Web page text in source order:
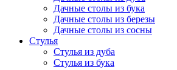
Дачные столы из бука
Дачные столы из березы
Дачные столы из сосны
Стулья
Стулья из дуба
Стулья из бука